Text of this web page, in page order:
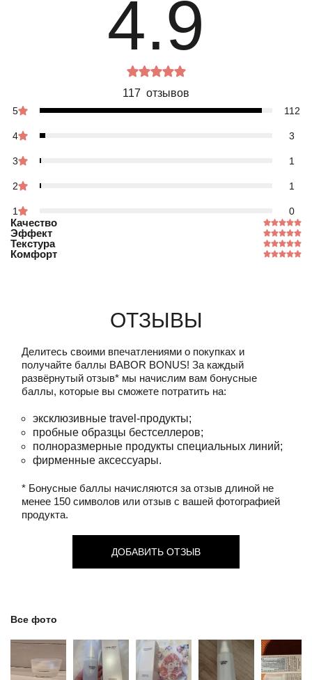
4.9
117 отзывов
5 112
4 3
3 1
2 1
1 0
Качество
Эффект
Текстура
Комфорт
Отзывы
Делитесь своими впечатлениями о покупках и
получайте баллы BABOR BONUS! За каждый
развёрнутый отзыв* мы начислим вам бонусные
баллы, которые вы сможете потратить на:
эксклюзивные travel-продукты;
пробные образцы бестселлеров;
полноразмерные продукты специальных линий;
фирменные аксессуары.
* Бонусные баллы начисляются за отзыв длиной не
менее 150 символов или отзыв с вашей фотографией
продукта.
ДОБАВИТЬ ОТЗЫВ
Все фото